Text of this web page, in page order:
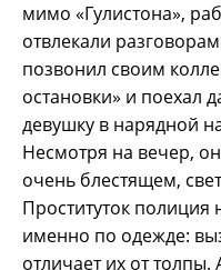
мимо «Гулистона»,
отвлекали
позвонил своим
остановки» и поехал
девушку в нарядной
Несмотря на вечер,
очень блестящем,
Проституток полиция
именно по одежде:
отличает их от толпы.